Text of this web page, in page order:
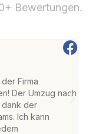
Bewertungen.
Firma
Der Umzug nach
dank der
Ich kann